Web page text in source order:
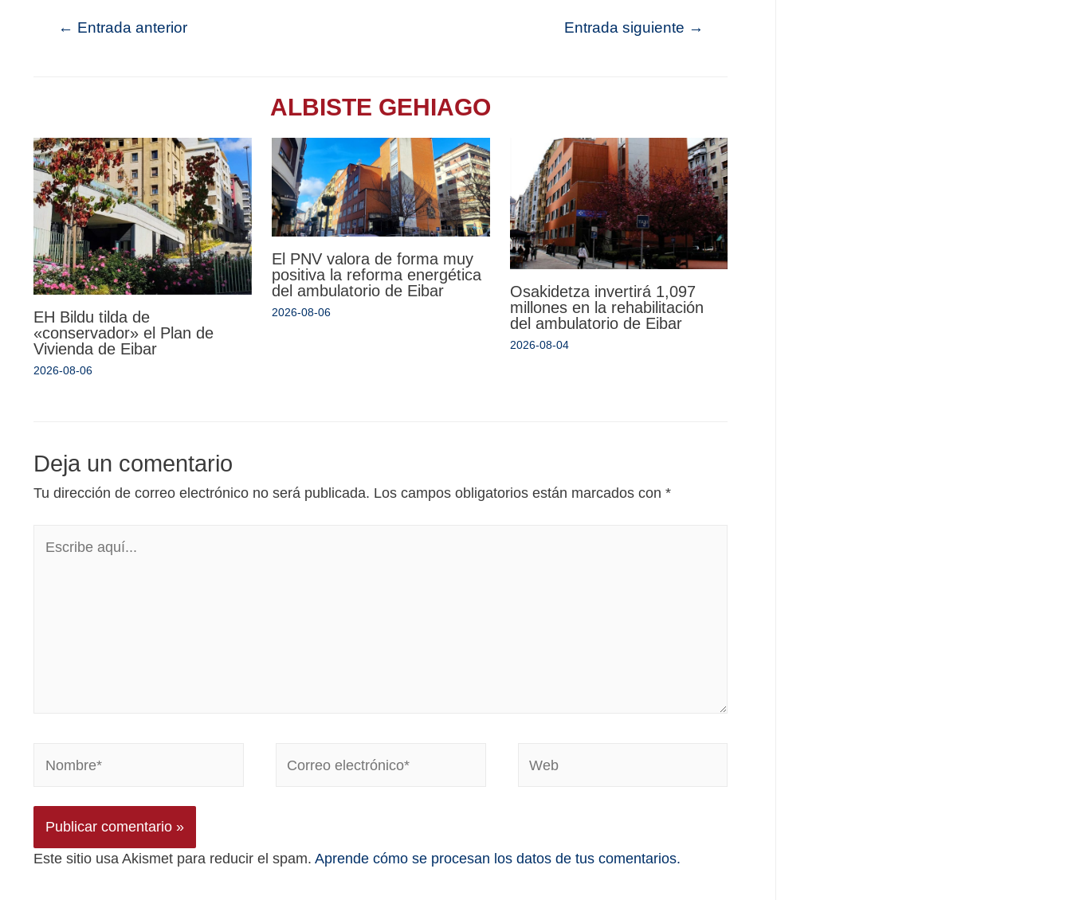
← Entrada anterior Entrada siguiente →
ALBISTE GEHIAGO
EH Bildu tilda de
«conservador» el Plan de
Vivienda de Eibar
2026-08-06
El PNV valora de forma muy
positiva la reforma energética
del ambulatorio de Eibar
2026-08-06
Osakidetza invertirá 1,097
millones en la rehabilitación
del ambulatorio de Eibar
2026-08-04
Deja un comentario
Tu dirección de correo electrónico no será publicada. Los campos obligatorios están marcados con *
Este sitio usa Akismet para reducir el spam. Aprende cómo se procesan los datos de tus comentarios.